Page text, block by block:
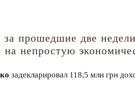
прошедшие две
непростую
задекларировал 118,5 млн грн